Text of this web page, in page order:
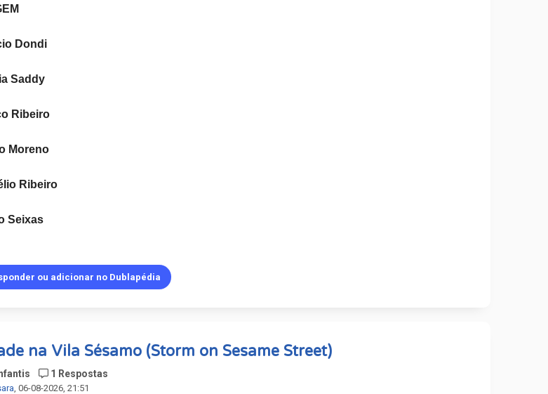
Dondi
Saddy
Ribeiro
Moreno
Ribeiro
Seixas
Borges, Flavia Drummond, Gabriella Bicalho, Hélio Ribeiro, Lacarv, Luciano Lira,
Ricardo Rossatto, Tatá Guarnieri.
ou adicionar no Dublapédia
na Vila Sésamo (Storm on Sesame Street)
Infantis 1 Respostas
, 06-08-2026, 21:51